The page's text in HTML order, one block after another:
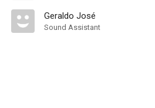
Geraldo José
Sound Assistant